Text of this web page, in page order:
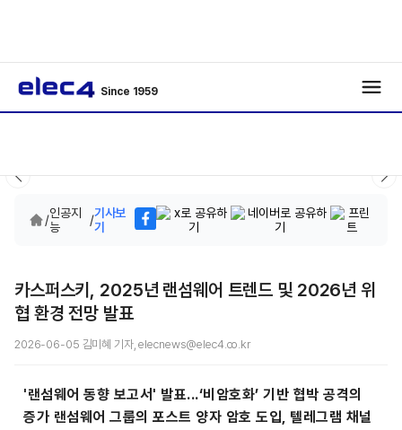
Since 1959
/인공지
능
/기사보
기
카스퍼스키, 2025년 랜섬웨어 트렌드 및 2026년 위
협 환경 전망 발표
2026-06-05 김미혜 기자, elecnews@elec4.co.kr
'랜섬웨어 동향 보고서' 발표...‘비암호화’ 기반 협박 공격의
증가 랜섬웨어 그룹의 포스트 양자 암호 도입, 텔레그램 채널